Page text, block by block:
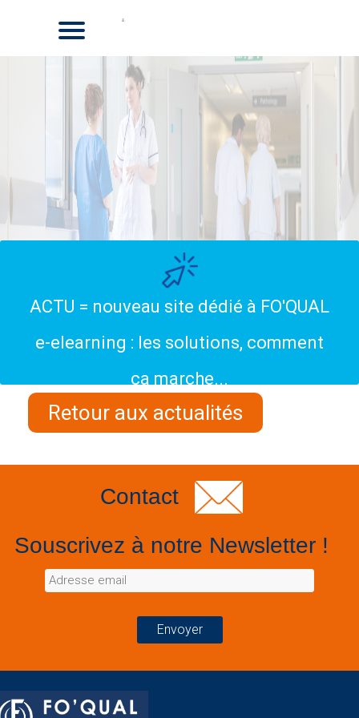
ACTU = nouveau site dédié à FO'QUAL
e-elearning : les solutions, comment
ça marche...
Retour aux actualités
Contact
Souscrivez à notre Newsletter !